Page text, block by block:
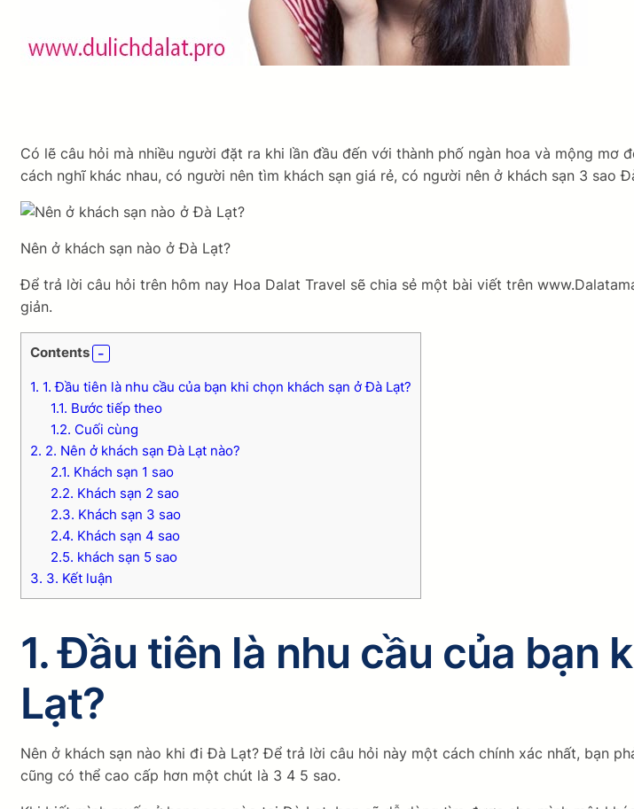
Có lẽ câu hỏi mà nhiều người đặt ra khi lần đầu đến với thành phố ngàn hoa và mộng
cách nghĩ khác nhau, có người nên tìm khách sạn giá rẻ, có người nên ở khách sạn 3 sao
Nên ở khách sạn nào ở Đà Lạt?
Để trả lời câu hỏi trên hôm nay Hoa Dalat Travel sẽ chia sẻ một bài viết trên
giản.
Contents
1. 1. Đầu tiên là nhu cầu của bạn khi chọn khách sạn ở Đà Lạt?
1.1. Bước tiếp theo
1.2. Cuối cùng
2. 2. Nên ở khách sạn Đà Lạt nào?
2.1. Khách sạn 1 sao
2.2. Khách sạn 2 sao
2.3. Khách sạn 3 sao
2.4. Khách sạn 4 sao
2.5. khách sạn 5 sao
3. 3. Kết luận
1. Đầu tiên là nhu cầu của bạn
Lạt?
Nên ở khách sạn nào khi đi Đà Lạt? Để trả lời câu hỏi này một cách chính xác nhất, bạn
cũng có thể cao cấp hơn một chút là 3 4 5 sao.